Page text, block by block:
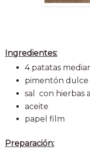
Ingredientes:
4 patatas
pimentón dulce
sal con hierbas
aceite
papel film
Preparación: